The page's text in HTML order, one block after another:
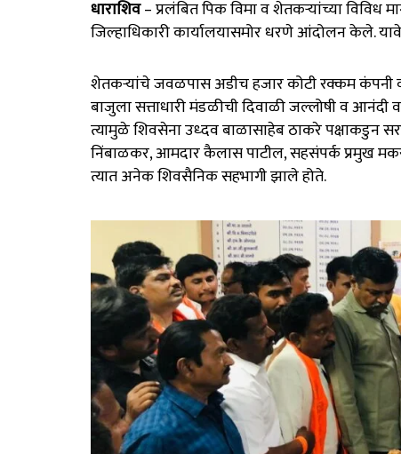
धाराशिव– प्रलंबित पिक विमा व शेतकऱ्यांच्या
जिल्हाधिकारी कार्यालयासमोर धरणे आंदोलन केले.
शेतकऱ्यांचे जवळपास अडीच हजार कोटी रक्कम
बाजुला सत्ताधारी मंडळीची दिवाळी जल्लोषी व
त्यामुळे शिवसेना उध्दव बाळासाहेब ठाकरे
निंबाळकर, आमदार कैलास पाटील, सहसंपर्क प्रमुख
त्यात अनेक शिवसैनिक सहभागी झाले होते.